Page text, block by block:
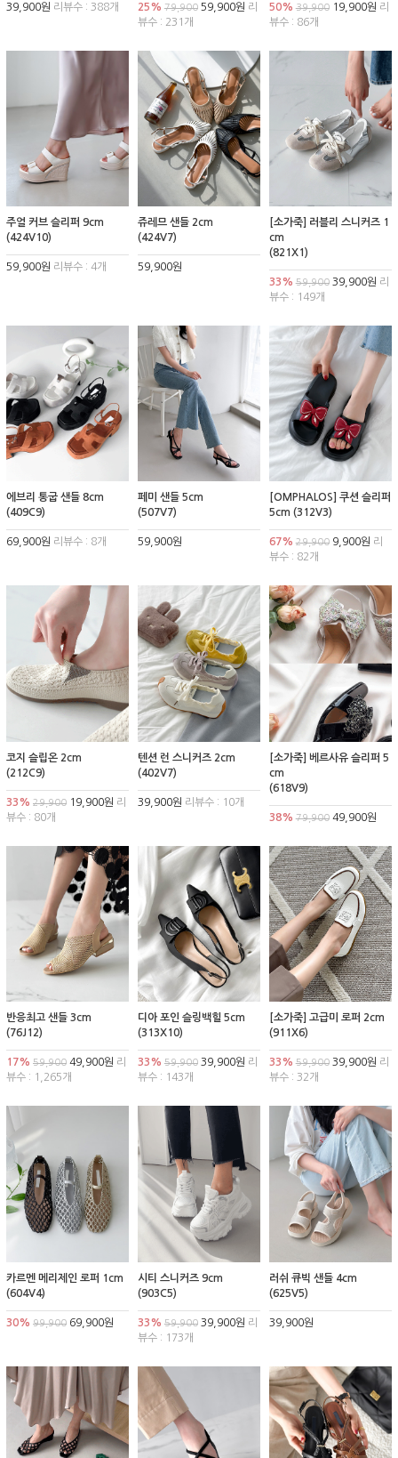
39,900원 리뷰수 : 388개 25% 79,90059,900원 리
뷰수 : 231개
50% 39,90019,900원 리
뷰수 : 86개
주얼 커브 슬리퍼 9cm
(424V10)
59,900원 리뷰수 : 4개
쥬레므 샌들 2cm
(424V7)
59,900원
[소가죽] 러블리 스니커즈 1
cm
(821X1)
33% 59,90039,900원 리
뷰수 : 149개
에브리 통굽 샌들 8cm
(409C9)
69,900원 리뷰수 : 8개
페미 샌들 5cm
(507V7)
59,900원
[OMPHALOS] 쿠션 슬리퍼
5cm (312V3)
67% 29,9009,900원 리
뷰수 : 82개
코지 슬립온 2cm
(212C9)
33% 29,900 19,900원 리
뷰수 : 80개
텐션 런 스니커즈 2cm
(402V7)
39,900원 리뷰수 : 10개
[소가죽] 베르사유 슬리퍼 5
cm
(618V9)
38% 79,90049,900원
반응최고 샌들 3cm
(76J12)
17% 59,900 49,900원 리
뷰수 : 1,265개
디아 포인 슬링백힐 5cm
(313X10)
33% 59,90039,900원 리
뷰수 : 143개
[소가죽] 고급미 로퍼 2cm
(911X6)
33% 59,90039,900원 리
뷰수 : 32개
카르멘 메리제인 로퍼 1cm
(604V4)
30% 99,900 69,900원
시티 스니커즈 9cm
(903C5)
33% 59,90039,900원 리
뷰수 : 173개
러쉬 큐빅 샌들 4cm
(625V5)
39,900원